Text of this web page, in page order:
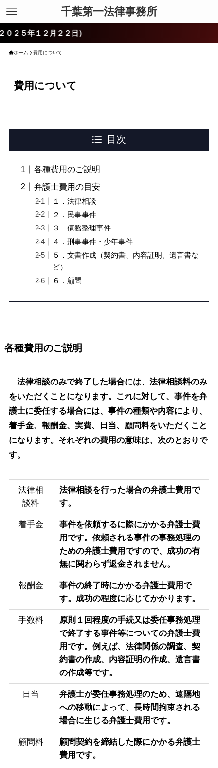
千葉第一法律事務所
年１２月２２日）
ホーム 費用について
費用について
目次
各種費用のご説明
弁護士費用の目安
１．法律相談
２．民事事件
３．債務整理事件
４．刑事事件・少年事件
５．文書作成（契約書、内容証明、遺言書な
ど）
６．顧問
各種費用のご説明
法律相談のみで終了した場合には、法律相談料のみ
をいただくことになります。これに対して、事件を弁
護士に委任する場合には、事件の種類や内容により、
着手金、報酬金、実費、日当、顧問料をいただくこと
になります。それぞれの費用の意味は、次のとおりで
す。
法律相
談料
法律相談を行った場合の弁護士費用で
す。
着手金
事件を依頼するに際にかかる弁護士費
用です。依頼される事件の事務処理の
ための弁護士費用ですので、成功の有
無に関わらず返金されません。
報酬金
事件の終了時にかかる弁護士費用で
す。成功の程度に応じてかかります。
手数料
原則１回程度の手続又は委任事務処理
で終了する事件等についての弁護士費
用です。例えば、法律関係の調査、契
約書の作成、内容証明の作成、遺言書
の作成等です。
日当
弁護士が委任事務処理のため、遠隔地
への移動によって、長時間拘束される
場合に生じる弁護士費用です。
顧問料
顧問契約を締結した際にかかる弁護士
費用です。